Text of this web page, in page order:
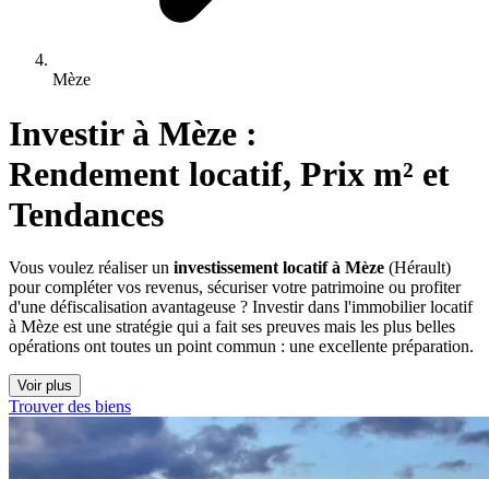
Mèze
Investir à Mèze :
Rendement locatif, Prix m² et
Tendances
Vous voulez réaliser un investissement locatif à Mèze (Hérault)
pour compléter vos revenus, sécuriser votre patrimoine ou profiter
d'une défiscalisation avantageuse ? Investir dans l'immobilier locatif
à Mèze est une stratégie qui a fait ses preuves mais les plus belles
opérations ont toutes un point commun : une excellente préparation.
Voir plus
Trouver des biens